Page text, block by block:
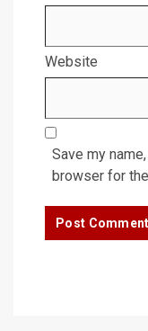
Website
Save my
browser for